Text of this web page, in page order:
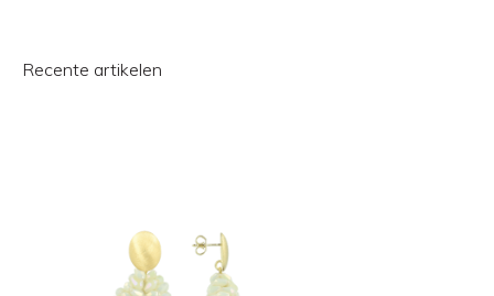
Recente artikelen